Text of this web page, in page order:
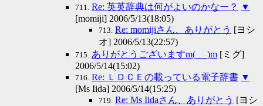
711. Re: 英英辞典は何がよいのかなー？
▼
[momiji] 2006/5/13(18:05)
713. Re: momijiさん、ありがとう [ヨシ
オ] 2006/5/13(22:57)
715. ありがとうございますm(_ _)m [ミグ]
2006/5/14(15:02)
716. Re: ＬＤＣＥの載っている電子辞書 ▼
[Ms Iida] 2006/5/14(15:25)
719. Re: Ms Iidaさん、ありがとう [ヨシ